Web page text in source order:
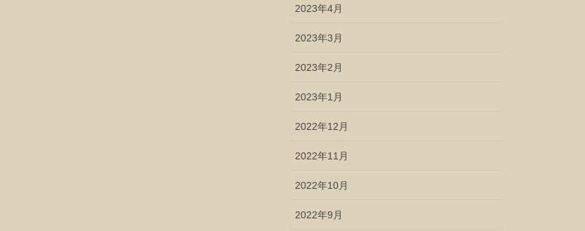
2023年4月
2023年3月
2023年2月
2023年1月
2022年12月
2022年11月
2022年10月
2022年9月